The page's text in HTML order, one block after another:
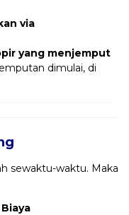
via
yang menjemput
dimulai, di
sewaktu-waktu. Maka
Biaya